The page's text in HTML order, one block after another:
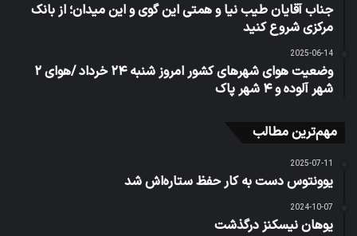
جناب آقایان طیب نیا و همتی این گوی و این میدان؛ از بانک
مرکزی شروع کنید
2025-06-14
وضعیت هوای شهرهای کشور امروز شنبه ۲۴ خرداد /هوای ۲
شهر آلوده و ۴ شهر پاک
مهم‌ترین مطالب
2025-07-11
یوونتوس دست به کار حفظ ستاره‌اش شد
2024-10-07
یوهان نیسکنز درگذشت